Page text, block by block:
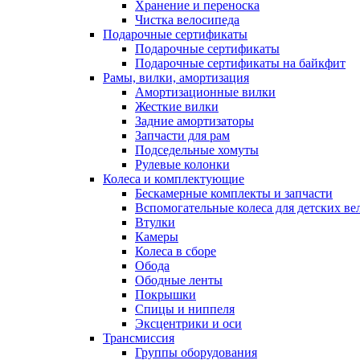
Хранение и переноска
Чистка велосипеда
Подарочные сертификаты
Подарочные сертификаты
Подарочные сертификаты на байкфит
Рамы, вилки, амортизация
Амортизационные вилки
Жесткие вилки
Задние амортизаторы
Запчасти для рам
Подседельные хомуты
Рулевые колонки
Колеса и комплектующие
Бескамерные комплекты и запчасти
Вспомогательные колеса для детских
Втулки
Камеры
Колеса в сборе
Обода
Ободные ленты
Покрышки
Спицы и ниппеля
Эксцентрики и оси
Трансмиссия
Группы оборудования